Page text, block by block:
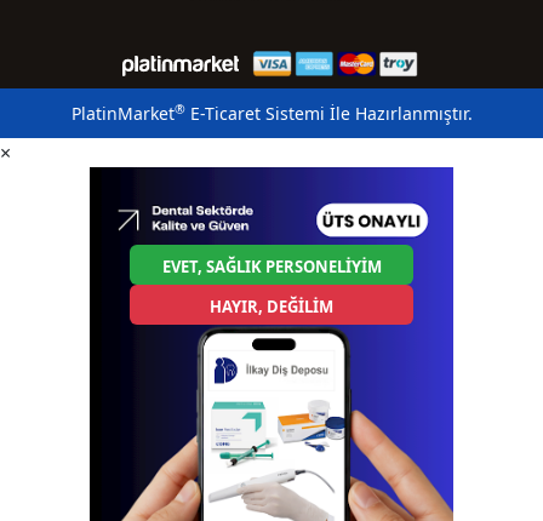
PlatinMarket®E-Ticaret Sistemi İle Hazırlanmıştır.
×
EVET, SAĞLIK PERSONELİYİM
HAYIR, DEĞİLİM